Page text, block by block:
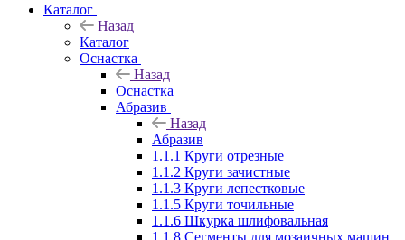
Каталог
Назад
Каталог
Оснастка
Назад
Оснастка
Абразив
Назад
Абразив
1.1.1 Круги отрезные
1.1.2 Круги зачистные
1.1.3 Круги лепестковые
1.1.5 Круги точильные
1.1.6 Шкурка шлифовальная
1.1.8 Сегменты для мозаичных машин